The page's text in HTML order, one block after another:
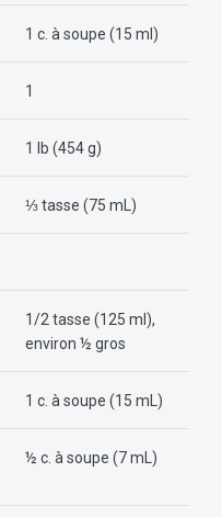
1 c. à soupe (15 ml)
1
1 lb (454 g)
⅓ tasse (75 mL)
1/2 tasse (125 ml),
environ ½ gros
1 c. à soupe (15 mL)
½ c. à soupe (7 mL)